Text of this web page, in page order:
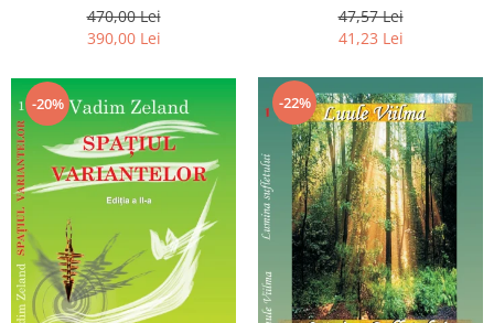
Luceafarului de Dimineata -
Gratuit)
470,00 Lei
390,00 Lei
chiar dragostea ta. Editia a 2-
a
47,57 Lei
41,23 Lei
-20% -22%